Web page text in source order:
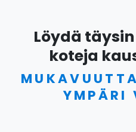
Löydä
koteja
YMPÄRI